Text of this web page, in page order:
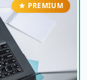
PREMIUM